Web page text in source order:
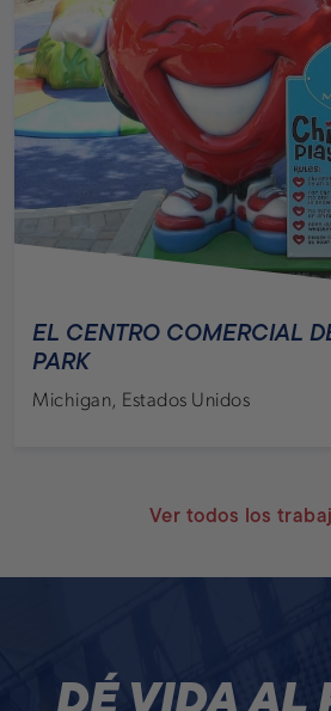
EL CENTRO COMERCIAL
PARK
Michigan, Estados Unidos
Ver todos los